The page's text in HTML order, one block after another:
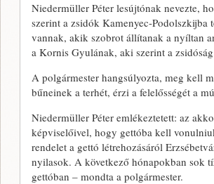
Niedermüller Péter lesújtónak nevezte,
szerint a zsidók Kamenyec-Podolszkijba
vannak, akik szobrot állítanak a nyíltan
a Kornis Gyulának, aki szerint a
A polgármester hangsúlyozta, meg kell
bűneinek a terhét, érzi a felelősségét a
Niedermüller Péter emlékeztetett: az
képviselőivel, hogy gettóba kell
rendelet a gettó létrehozásáról
nyilasok. A következő hónapokban sok
gettóban – mondta a polgármester.